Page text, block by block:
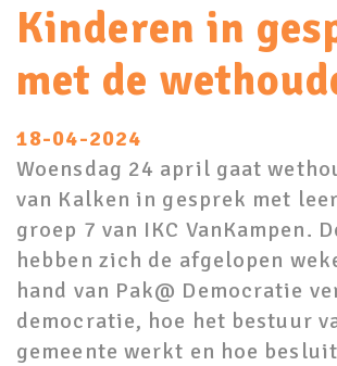
Kinderen in
met de
18-04-2024
Woensdag 24 april gaat
van Kalken in gesprek met
groep 7 van IKC VanKampen.
hebben zich de afgelopen
hand van Pak@ Democratie
democratie, hoe het bestuur
gemeente werkt en hoe